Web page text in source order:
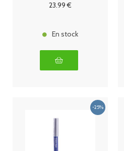
23.99 €
En stock